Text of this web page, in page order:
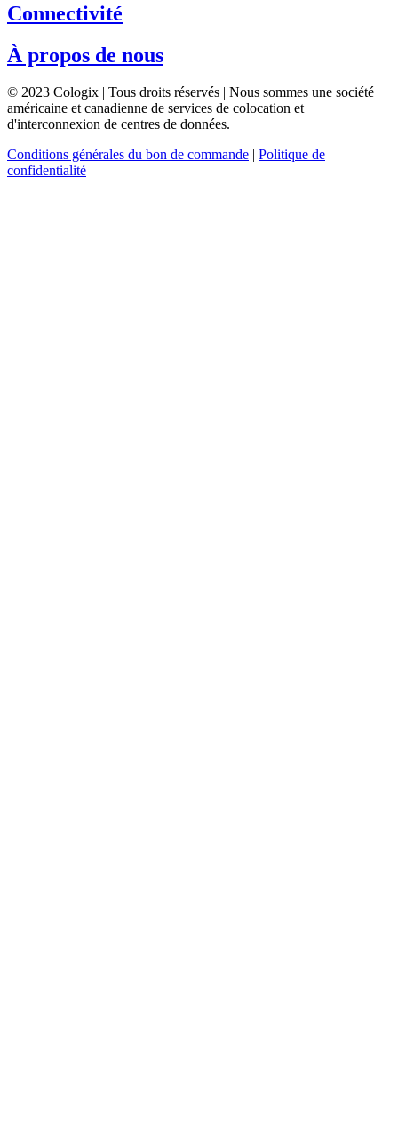
Connectivité
À propos de nous
© 2023 Cologix | Tous droits réservés | Nous sommes une société
américaine et canadienne de services de colocation et
d'interconnexion de centres de données.
Conditions générales du bon de commande
Politique de
confidentialité